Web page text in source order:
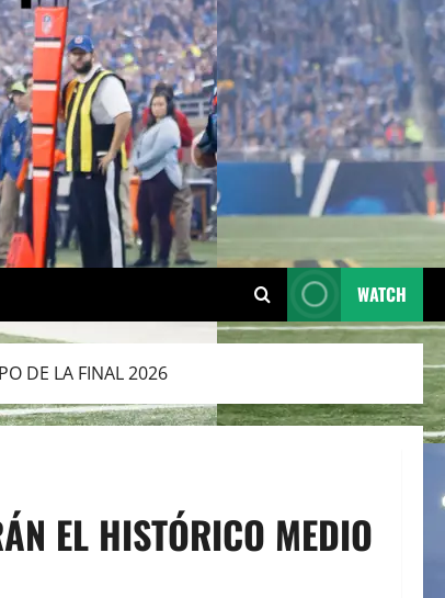
WATCH
DE LA FINAL 2026
EL HISTÓRICO MEDIO